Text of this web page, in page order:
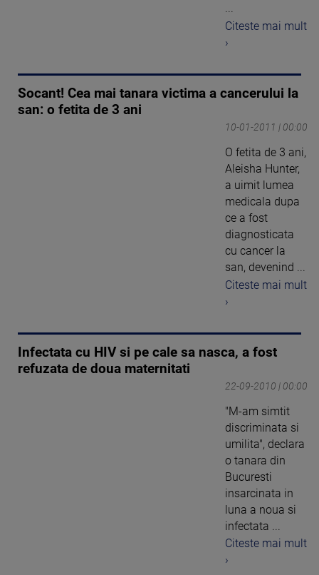
...
Citeste mai mult
›
Socant! Cea mai tanara victima a cancerului la
san: o fetita de 3 ani
10-01-2011 | 00:00
O fetita de 3 ani,
Aleisha Hunter,
a uimit lumea
medicala dupa
ce a fost
diagnosticata
cu cancer la
san, devenind ...
Citeste mai mult
›
Infectata cu HIV si pe cale sa nasca, a fost
refuzata de doua maternitati
22-09-2010 | 00:00
"M-am simtit
discriminata si
umilita", declara
o tanara din
Bucuresti
insarcinata in
luna a noua si
infectata ...
Citeste mai mult
›